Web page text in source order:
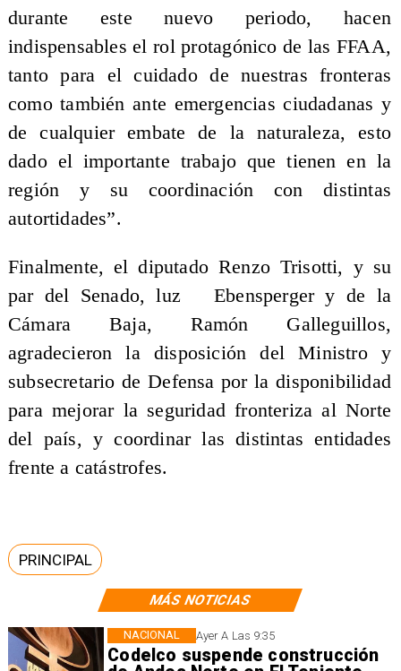
MÁS NOTICIAS
Ayer A Las 9:35
Codelco suspende construcción
NACIONAL
durante este nuevo periodo, hacen
indispensables el rol protagónico de las FFAA,
tanto para el cuidado de nuestras fronteras
como también ante emergencias ciudadanas y
de cualquier embate de la naturaleza, esto
dado el importante trabajo que tienen en la
región y su coordinación con distintas
autortidades”.
Finalmente, el diputado Renzo Trisotti, y su
par del Senado, luz Ebensperger y de la
Cámara Baja, Ramón Galleguillos,
agradecieron la disposición del Ministro y
subsecretario de Defensa por la disponibilidad
para mejorar la seguridad fronteriza al Norte
del país, y coordinar las distintas entidades
frente a catástrofes.
PRINCIPAL